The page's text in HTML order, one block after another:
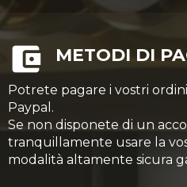
METODI DI
Potrete pagare i vostri
Paypal.
Se non disponete di un
tranquillamente usare la
modalità altamente sicura